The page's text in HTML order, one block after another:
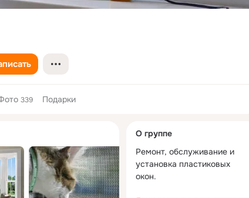
339 Подарки
колонка
О группе
Ремонт, обслуживание и
установка пластиковых
окон.